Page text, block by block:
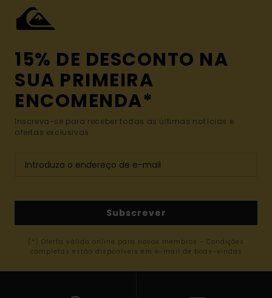
15% DE DESCONTO NA
SUA PRIMEIRA
ENCOMENDA*
Inscreva-se para receber todas as últimas notícias e
ofertas exclusivas.
Subscrever
(*) Oferta válida online para novos membros - Condições
completas estão disponíveis em e-mail de boas-vindas